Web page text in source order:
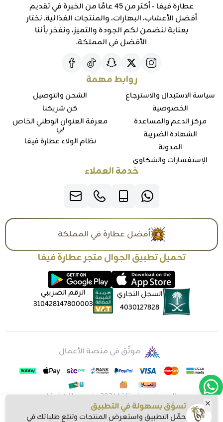
عطارة فيفا - أكثر من 45 عامًا من الخبرة في تقديم
أفضل الأعشاب، البهارات، والمنتجات الغذائية. نختار
بعناية لنضمن لكم الجودة والتميز، ونفخر بأننا
الأفضل في المملكة.
روابط مهمة
سياسة الاستبدال والاسترجاع
الخصوصية
مركز الدعم والمساعدة
الشهادة الضريبة
المدونة
الإستفسارات والشكاوي
الشحن والتوصيل
كن شريكنا
معرفة العنوان الوطني الخاص
بي
نظام الولاء عطارة فيفا
خدمة العملاء
أفضل عطارة في المملكة
تحميل تطبيق الجوال متجر عطارة فيفا
السجل التجاري
4030127828
الرقم الضريبي
310428147800003
موثّق في منصة الأعمال
الحقوق محفوظة | 2026 متجر عطارة فيفا
تسوَّق بسهولة في التطبيق
حمِّل التطبيق واستعرض المنتجات وتتبّع طلباتك في